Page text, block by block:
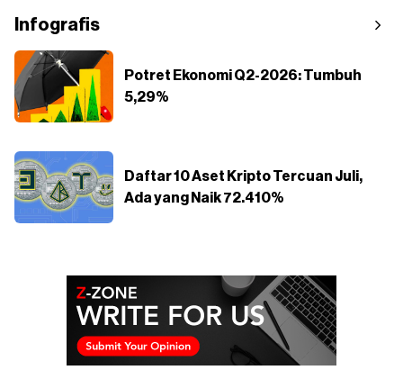
Infografis
Potret Ekonomi Q2-2026: Tumbuh
5,29%
Daftar 10 Aset Kripto Tercuan Juli,
Ada yang Naik 72.410%